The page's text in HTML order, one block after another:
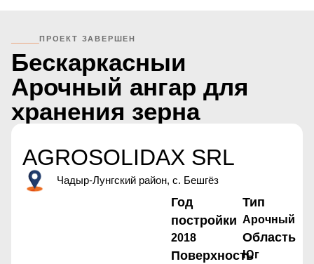
ПРОЕКТ ЗАВЕРШЕН
Бескаркасныи
Арочный ангар для
хранения зерна
AGROSOLIDAX SRL
Чадыр-Лунгский район, с. Бешгёз
Год
постройки
2018
Поверхность
Тип
Арочный
Область
Юг